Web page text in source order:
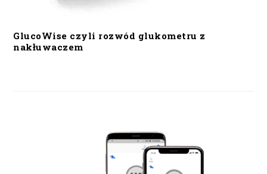
GlucoWise czyli rozwód glukometru z
nakłuwaczem